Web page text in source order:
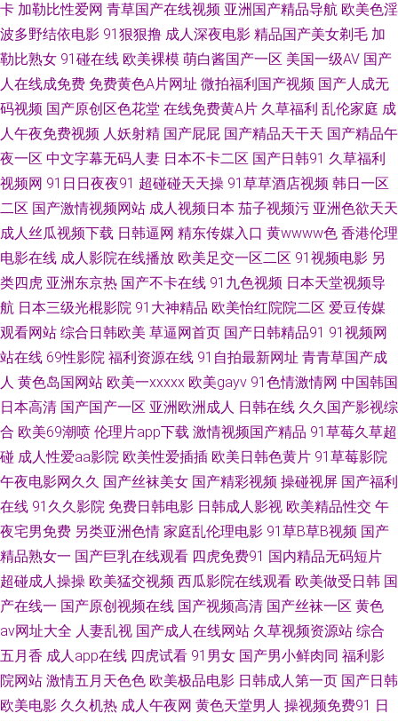
热伊人大香蕉 91白虎丝袜福利观看 日美色码 avtt去干网 在线免费小视屏 美
女宾馆在线视频91 97社国产视频在线 偷拍97资源站 久草视频999 91少妇视
频网址 色性网站 超碰最新资源站97 亚洲婷日韩欧美 大香蕉精超碰 91nAV网
美女视频九一86av 91夜福利 三级片性教育免费 www91自拍视频 91精品86
影音先锋AV一级大片 人人摸人人爽99 国产滴91页 91自拍原创蝌蚪 91干在
线视频 人人看人人摸 国内国产精品天干天干 影音先锋AV少妇资源 蜜桃蜜臀
av免费观看 不卡一期二期 wwwsese视频 91色淫网 综合色图区 另类欧美日韩
操女人的逼8p av伊人蜜桃 91福利姬实时更新 日韩理论 欧美色色欧美sss 久
久精品国产精品 蜜桃麻豆 国模18p 吃瓜黑料在线麻烦 91亚洲人 91看片淫黄
欧美久久成人国产 超碰人人91网 夜色网址 国产久久九九 91麻豆传媒免费卡
通 涩涩热5 黑料在线嫂子 91人人青娱乐 日韩一级TV 久久一久久一久久 AV不
卡在线观看网址 在线观看黑丝AV 男人天堂色国产精品 韩日色情 91视频足系
列 影音先锋绿帽电影 久久资源总站 草艹91 AV五码 91色狼视频在线观看 91
乱子伦 一级色片免费看 一区一区精华液 天堂男人人 欧美日韩精品内射经典
久久国产熟女精品 久久精品一本 韩国色片妈妈8 国产黄a三级三级三级 变态
卡 加勒比性爱网 青草国产在线视频 亚洲国产精品导航 欧美色淫
波多野结依电影 91狠狠撸 成人深夜电影 精品国产美女剃毛 加
勒比熟女 91碰在线 欧美裸模 萌白酱国产一区 美国一级AV 国产
人在线成免费 免费黄色A片网址 微拍福利国产视频 国产人成无
码视频 国产原创区色花堂 在线免费黄A片 久草福利 乱伦家庭 成
人午夜免费视频 人妖射精 国产屁屁 国产精品天干天 国产精品午
夜一区 中文字幕无码人妻 日本不卡二区 国产日韩91 久草福利
视频网 91日日夜夜91 超碰碰天天操 91草草酒店视频 韩日一区
二区 国产激情视频网站 成人视频日本 茄子视频污 亚洲色欲天天
成人丝瓜视频下载 日韩逼网 精东传媒入口 黄wwww色 香港伦理
电影在线 成人影院在线播放 欧美足交一区二区 91视频电影 另
类四虎 亚洲东京热 国产不卡在线 91九色视频 日本天堂视频导
航 日本三级光棍影院 91大神精品 欧美怡红院院二区 爱豆传媒
观看网站 综合日韩欧美 草逼网首页 国产日韩精品91 91视频网
站在线 69性影院 福利资源在线 91自拍最新网址 青青草国产成
人 黄色岛国网站 欧美一xxxxx 欧美gayv 91色情激情网 中国韩国
日本高清 国产国产一区 亚洲欧洲成人 日韩在线 久久国产影视综
合 欧美69潮喷 伦理片app下载 激情视频国产精品 91草莓久草超
碰 成人性爱aa影院 欧美性爱插插 欧美日韩色黄片 91草莓影院
午夜电影网久久 国产丝袜美女 国产精彩视频 操碰视屏 国产福利
在线 91久久影院 免费日韩电影 日韩成人影视 欧美精品性交 午
夜宅男免费 另类亚洲色情 家庭乱伦理电影 91草B草B视频 国产
精品熟女一 国产巨乳在线观看 四虎免费91 国内精品无码短片
超碰成人操操 欧美猛交视频 西瓜影院在线观看 欧美做受日韩 国
产在线一 国产原创视频在线 国产视频高清 国产丝袜一区 黄色
av网址大全 人妻乱视 国产成人在线网站 久草视频资源站 综合
五月香 成人app在线 四虎试看 91男女 国产男小鲜肉同 福利影
院网站 激情五月天色色 欧美极品电影 日韩成人第一页 国产日韩
欧美电影 久久机热 成人午夜网 黄色天堂男人 操视频免费91 日